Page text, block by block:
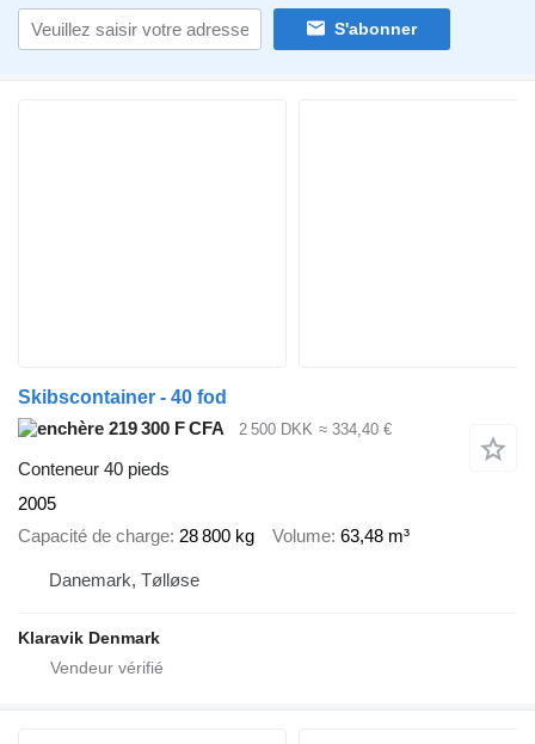
S'abonner
Skibscontainer - 40 fod
219 300 F CFA
2 500 DKK ≈ 334,40 €
Conteneur 40 pieds
2005
Capacité de charge 28 800 kg Volume 63,48 m³
Danemark, Tølløse
Klaravik Denmark